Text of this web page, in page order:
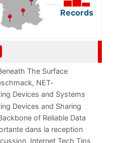
Records
The Surface
NET-
im
Devices and Systems
Devices and Sharing
of Reliable Data
dans la reception
Internet Tech Tips